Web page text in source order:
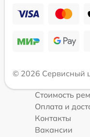
© 2026 Сервисный
Стоимость
Оплата и
Контакты
Вакансии